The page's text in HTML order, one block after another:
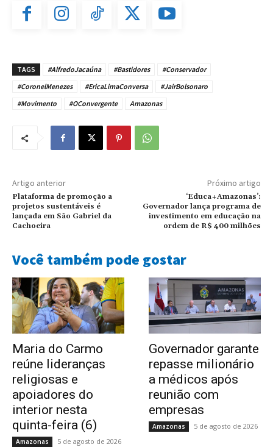
TAGS #AlfredoJacaúna #Bastidores
#Conservador
#CoronelMenezes
#EricaLimaConversa
#JairBolsonaro
#Movimento
#OConvergente Amazonas
Artigo anterior
Plataforma de promoção a
projetos sustentáveis é
lançada em São Gabriel da
Cachoeira
Próximo artigo
‘Educa+Amazonas’:
Governador lança programa de
investimento em educação na
ordem de R$ 400 milhões
Você também pode gostar
Maria do Carmo
reúne lideranças
religiosas e
apoiadores do
interior nesta
quinta-feira (6)
Amazonas 5 de agosto de 2026
Governador garante
repasse milionário
a médicos após
reunião com
empresas
Amazonas 5 de agosto de 2026